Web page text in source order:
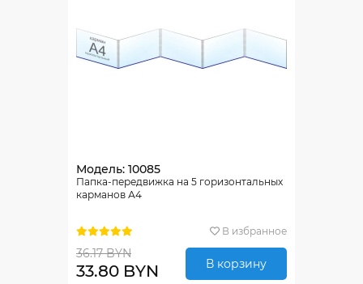
Модель: 10085
Папка-передвижка на 5 горизонтальных
карманов А4
В избранное
36.17 BYN
33.80 BYN В корзину